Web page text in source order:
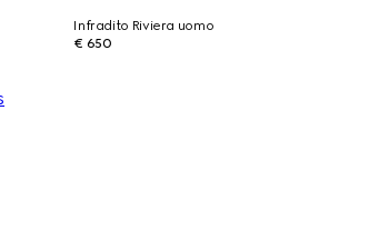
Infradito Riviera uomo
€ 650